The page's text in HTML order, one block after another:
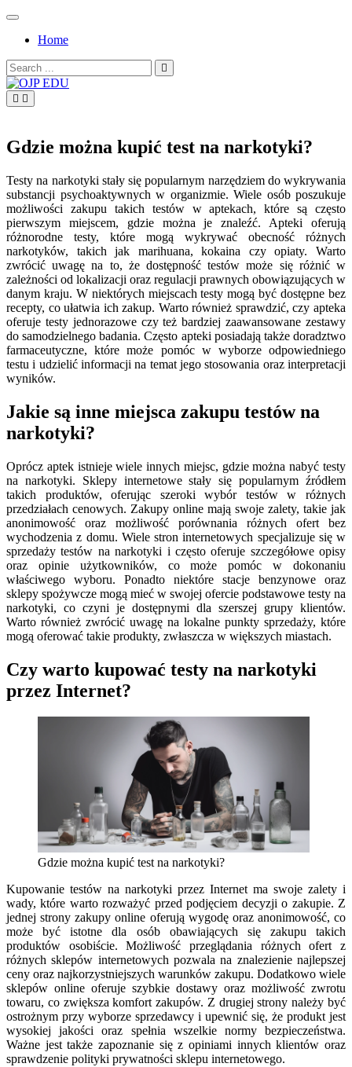
Skip
contentHome
Search
for:
Gdzie można kupić test na narkotyki?
Testy na narkotyki stały się popularnym narzędziem do wykrywania
substancji psychoaktywnych w organizmie. Wiele osób poszukuje
możliwości zakupu takich testów w aptekach, które są często
pierwszym miejscem, gdzie można je znaleźć. Apteki oferują
różnorodne testy, które mogą wykrywać obecność różnych
narkotyków, takich jak marihuana, kokaina czy opiaty. Warto
zwrócić uwagę na to, że dostępność testów może się różnić w
zależności od lokalizacji oraz regulacji prawnych obowiązujących w
danym kraju. W niektórych miejscach testy mogą być dostępne bez
recepty, co ułatwia ich zakup. Warto również sprawdzić, czy apteka
oferuje testy jednorazowe czy też bardziej zaawansowane zestawy
do samodzielnego badania. Często apteki posiadają także doradztwo
farmaceutyczne, które może pomóc w wyborze odpowiedniego
testu i udzielić informacji na temat jego stosowania oraz interpretacji
wyników.
Jakie są inne miejsca zakupu testów na
narkotyki?
Oprócz aptek istnieje wiele innych miejsc, gdzie można nabyć testy
na narkotyki. Sklepy internetowe stały się popularnym źródłem
takich produktów, oferując szeroki wybór testów w różnych
przedziałach cenowych. Zakupy online mają swoje zalety, takie jak
anonimowość oraz możliwość porównania różnych ofert bez
wychodzenia z domu. Wiele stron internetowych specjalizuje się w
sprzedaży testów na narkotyki i często oferuje szczegółowe opisy
oraz opinie użytkowników, co może pomóc w dokonaniu
właściwego wyboru. Ponadto niektóre stacje benzynowe oraz
sklepy spożywcze mogą mieć w swojej ofercie podstawowe testy na
narkotyki, co czyni je dostępnymi dla szerszej grupy klientów.
Warto również zwrócić uwagę na lokalne punkty sprzedaży, które
mogą oferować takie produkty, zwłaszcza w większych miastach.
Czy warto kupować testy na narkotyki
przez Internet?
Gdzie można kupić test na narkotyki?
Kupowanie testów na narkotyki przez Internet ma swoje zalety i
wady, które warto rozważyć przed podjęciem decyzji o zakupie. Z
jednej strony zakupy online oferują wygodę oraz anonimowość, co
może być istotne dla osób obawiających się zakupu takich
produktów osobiście. Możliwość przeglądania różnych ofert z
różnych sklepów internetowych pozwala na znalezienie najlepszej
ceny oraz najkorzystniejszych warunków zakupu. Dodatkowo wiele
sklepów online oferuje szybkie dostawy oraz możliwość zwrotu
towaru, co zwiększa komfort zakupów. Z drugiej strony należy być
ostrożnym przy wyborze sprzedawcy i upewnić się, że produkt jest
wysokiej jakości oraz spełnia wszelkie normy bezpieczeństwa.
Ważne jest także zapoznanie się z opiniami innych klientów oraz
sprawdzenie polityki prywatności sklepu internetowego.